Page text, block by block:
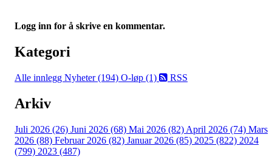
Logg inn for å skrive en kommentar.
Kategori
Alle innlegg Nyheter (194) O-løp (1) RSS
Arkiv
Juli 2026 (26) Juni 2026 (68) Mai 2026 (82) April 2026 (74) Mars
2026 (88) Februar 2026 (82) Januar 2026 (85) 2025 (822) 2024
(799) 2023 (487)